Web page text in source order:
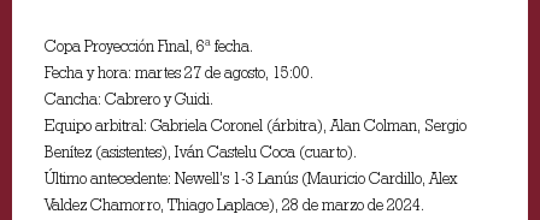
Copa Proyección Final, 6ª fecha.
Fecha y hora: martes 27 de agosto, 15:00.
Cancha: Cabrero y Guidi.
Equipo arbitral: Gabriela Coronel (árbitra), Alan Colman, Sergio
Benítez (asistentes), Iván Castelu Coca (cuarto).
Último antecedente: Newell’s 1-3 Lanús (Mauricio Cardillo, Alex
Valdez Chamorro, Thiago Laplace), 28 de marzo de 2024.